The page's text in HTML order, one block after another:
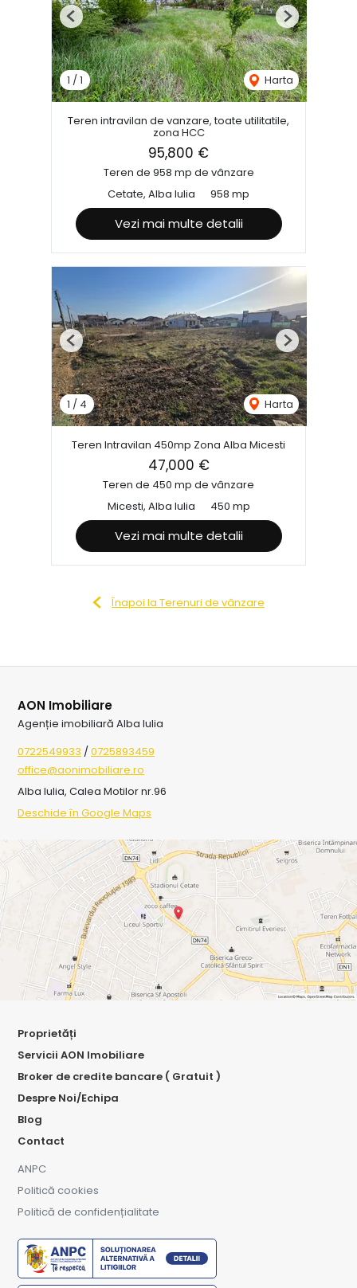
1 /1 Harta
Previous Next
Teren intravilan de vanzare, toate utilitatile,
zona HCC
95,800 €
Teren de 958 mp de vânzare
Cetate, Alba Iulia
958 mp
Vezi mai multe detalii
1 / 4 Harta
Previous Next
Teren Intravilan 450mp Zona Alba Micesti
47,000 €
Teren de 450 mp de vânzare
Micesti, Alba Iulia
450 mp
Vezi mai multe detalii
Înapoi la Terenuri de vânzare
AON Imobiliare
Agenție imobiliară Alba Iulia
0722549933 /0725893459
office@aonimobiliare.ro
Alba Iulia, Calea Motilor nr.96
Deschide în Google Maps
Proprietăți
Servicii AON Imobiliare
Broker de credite bancare ( Gratuit )
Despre Noi/Echipa
Blog
Contact
ANPC
Politică cookies
Politică de confidențialitate